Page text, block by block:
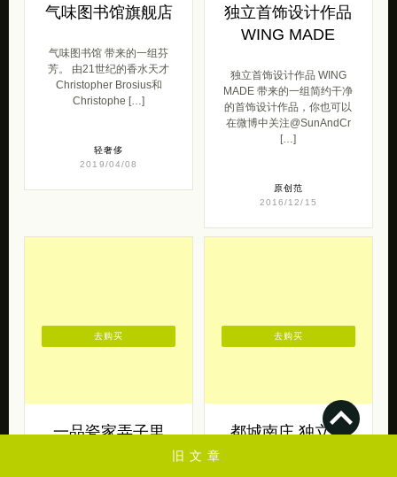
旧文章
气味图书馆旗舰店
气味图书馆 带来的一组芬
芳。 由21世纪的香水天才
Christopher Brosius和
Christophe […]
轻奢侈
2019/04/08
独立首饰设计作品
WING MADE
独立首饰设计作品 WING
MADE 带来的一组简约干净
的首饰设计作品，你也可以
在微博中关注@SunAndCr
[…]
原创范
2016/12/15
一品瓷家弄子里
去购买
都城南庄 独立汉
去购买